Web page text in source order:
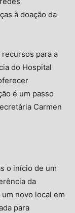
à doação da
para a
do Hospital
é um passo
Carmen
o início de um
da
novo local em
para